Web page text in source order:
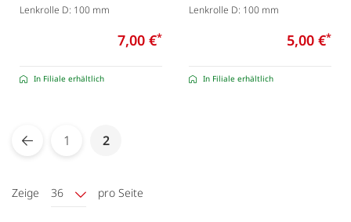
Lenkrolle D: 100 mm
7,00 €*
In Filiale erhältlich
Lenkrolle D: 100 mm
5,00 €*
In Filiale erhältlich
Seite
Seite
Zurück Seite
1 You're currently reading page
2
Zeige 36 pro Seite